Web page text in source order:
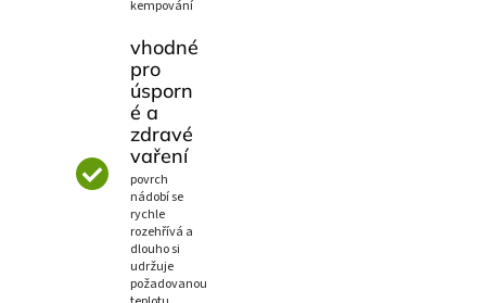
kempování
vhodné
pro
úsporn
é a
zdravé
vaření
povrch
nádobí se
rychle
rozehřívá a
dlouho si
udržuje
požadovanou